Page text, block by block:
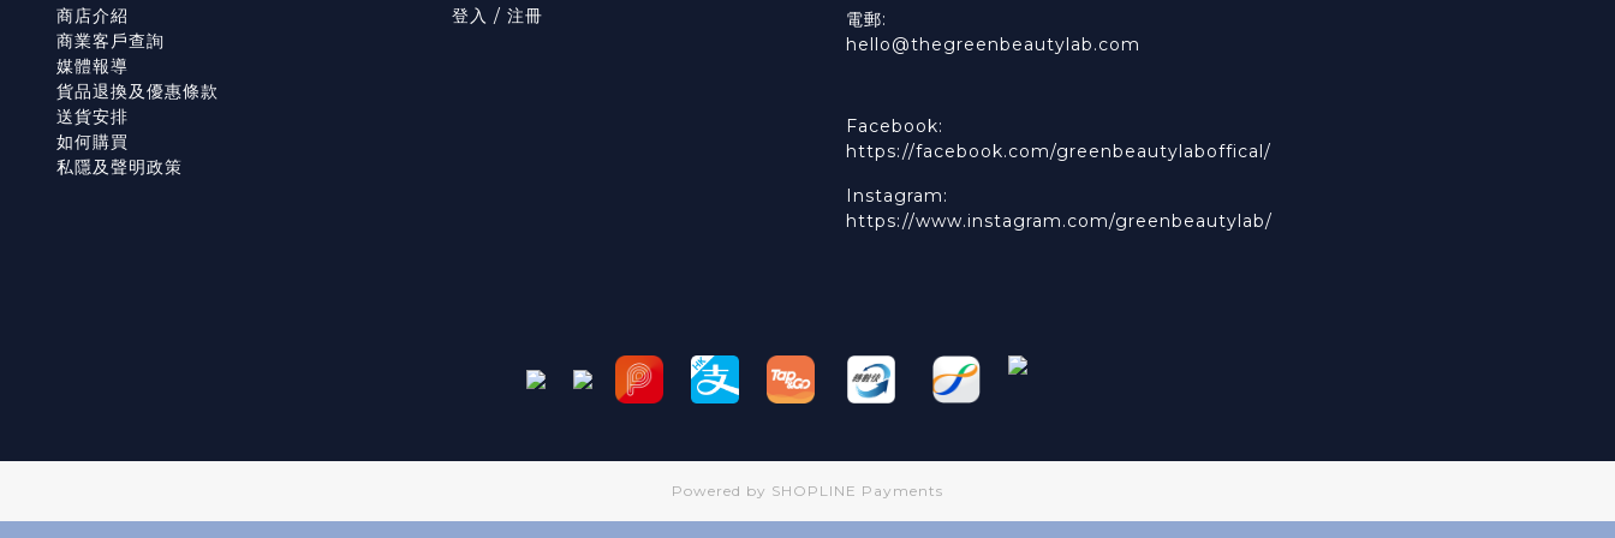
商店介紹
商業客戶查詢
媒體報導
貨品退換及優惠條款
送貨安排
如何購買
私隱及聲明政策
登入 / 注冊
電郵:
hello@thegreenbeautylab.com
Facebook:
https://facebook.com/greenbeautylaboffical/
Instagram:
https://www.instagram.com/greenbeautylab/
Powered by SHOPLINE Payments